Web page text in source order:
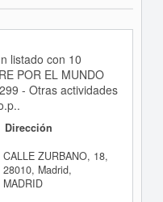
listado con 10
POR EL MUNDO
- Otras actividades
Dirección
CALLE ZURBANO, 18,
28010, Madrid,
MADRID